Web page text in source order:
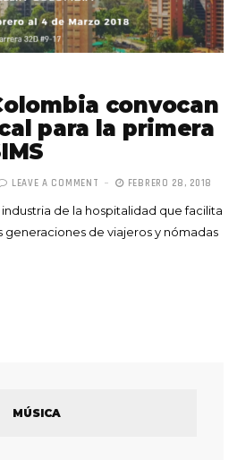
convocan
para la primera
LEAVE A COMMENT FEBRERO 28, 2018
de la hospitalidad que facilita
generaciones de viajeros y nómadas
MÚSICA